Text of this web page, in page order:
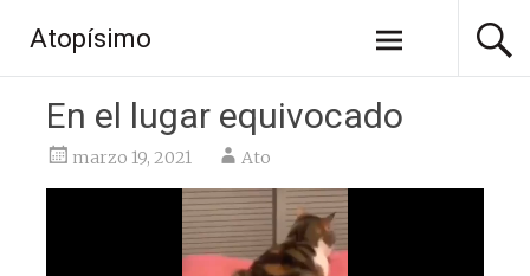
contenido
Atopísimo
En el lugar equivocado
marzo 19, 2021 Ato